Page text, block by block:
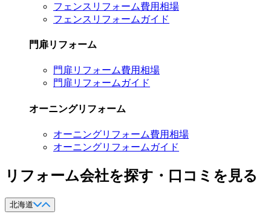
フェンスリフォーム費用相場
フェンスリフォームガイド
門扉リフォーム
門扉リフォーム費用相場
門扉リフォームガイド
オーニングリフォーム
オーニングリフォーム費用相場
オーニングリフォームガイド
リフォーム会社を探す・口コミを見る
北海道